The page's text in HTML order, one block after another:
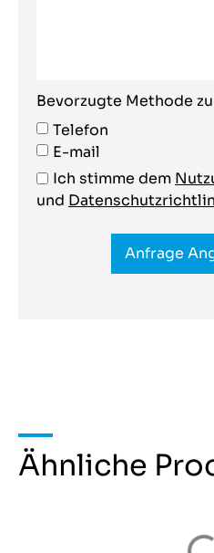
Bevorzugte Methode
Telefon
E-mail
Ich stimme dem
und
Anfrage
Ähnliche